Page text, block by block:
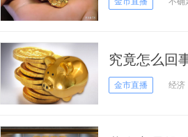
究竟怎么回
元、创历史
金市直播 经济